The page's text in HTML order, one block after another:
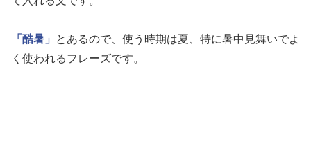
「酷暑」
とあるので、使う時期は夏、特に暑中見舞いでよ
く使われるフレーズです。